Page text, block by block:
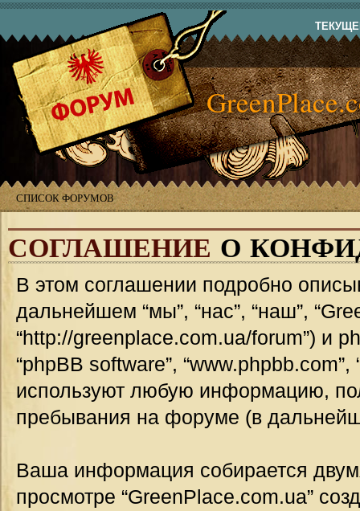
СПИСОК ФОРУМОВ
СОГЛАШЕНИЕ О
В этом соглашении подробно
дальнейшем “мы”, “нас”, “наш”,
“http://greenplace.com.ua/forum”) и
“phpBB software”, “www.phpbb.com”,
используют любую информацию,
пребывания на форуме (в
Ваша информация собирается
просмотре “GreenPlace.com.ua”